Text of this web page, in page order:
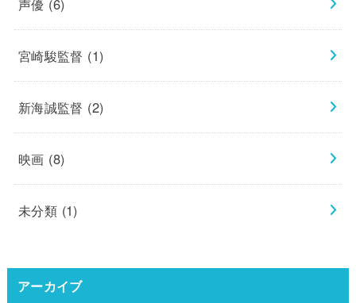
宮崎駿監督 (1)
新海誠監督 (2)
映画 (8)
未分類 (1)
アーカイブ